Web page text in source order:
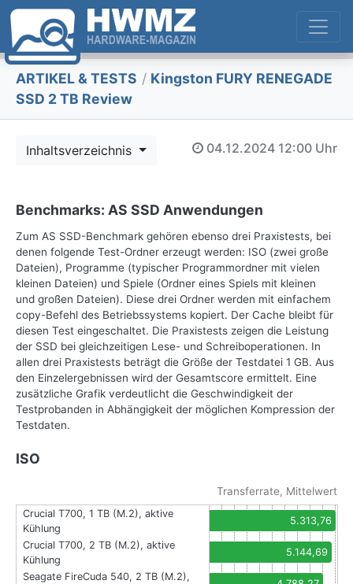
ARTIKEL & TESTS / Kingston FURY RENEGADE
SSD 2 TB Review
Inhaltsverzeichnis 04.12.2024 12:00 Uhr
Benchmarks: AS SSD Anwendungen
Zum AS SSD-Benchmark gehören ebenso drei Praxistests, bei
denen folgende Test-Ordner erzeugt werden: ISO (zwei große
Dateien), Programme (typischer Programmordner mit vielen
kleinen Dateien) und Spiele (Ordner eines Spiels mit kleinen
und großen Dateien). Diese drei Ordner werden mit einfachem
copy-Befehl des Betriebssystems kopiert. Der Cache bleibt für
diesen Test eingeschaltet. Die Praxistests zeigen die Leistung
der SSD bei gleichzeitigen Lese- und Schreiboperationen. In
allen drei Praxistests beträgt die Größe der Testdatei 1 GB. Aus
den Einzelergebnissen wird der Gesamtscore ermittelt. Eine
zusätzliche Grafik verdeutlicht die Geschwindigkeit der
Testprobanden in Abhängigkeit der möglichen Kompression der
Testdaten.
ISO
Transferrate, Mittelwert
Crucial T700, 1 TB (M.2), aktive
Kühlung
5.313,76
Crucial T700, 2 TB (M.2), aktive
Kühlung
5.144,69
Seagate FireCuda 540, 2 TB (M.2),